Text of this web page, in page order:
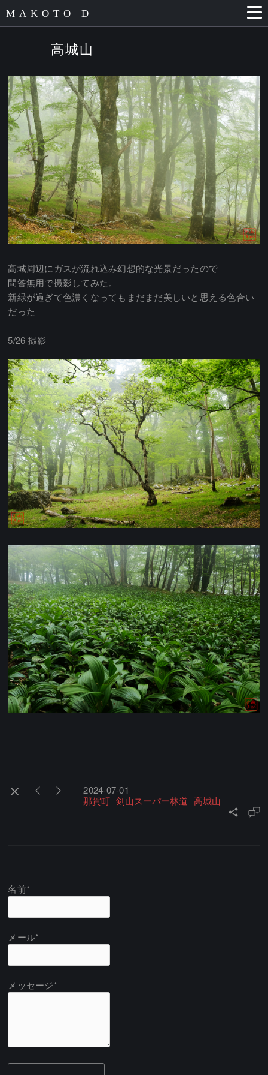
MAKOTO D
高城山
高城周辺にガスが流れ込み幻想的な光景だったので
問答無用で撮影してみた。
新緑が過ぎて色濃くなってもまだまだ美しいと思える色合い
だった
5/26 撮影
2024-07-01
那賀町 剣山スーパー林道 高城山
名前*
メール*
メッセージ*